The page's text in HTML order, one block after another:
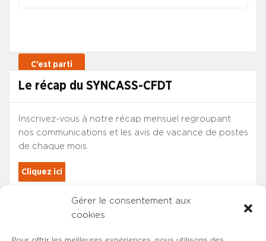
Gérer le consentement aux
cookies
Le récap du SYNCASS-CFDT
Inscrivez-vous à notre récap mensuel regroupant
nos communications et les avis de vacance de postes
de chaque mois.
Cliquez ici
Les adhérents du SYNCASS-CFDT
sont automatiquement inscrits.